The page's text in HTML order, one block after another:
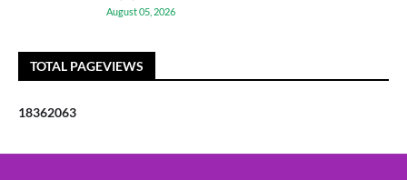
August 05, 2026
TOTAL PAGEVIEWS
18362063